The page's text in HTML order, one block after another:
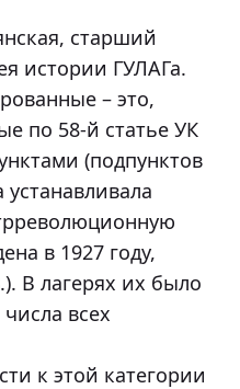
старший
истории ГУЛАГа.
– это,
по 58-й статье УК
(подпунктов
в 1927 году,
В лагерях их было
всех
к этой категории